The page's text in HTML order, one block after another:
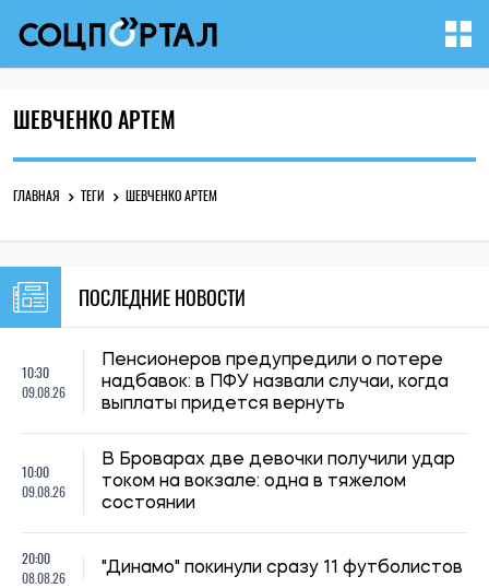
ШЕВЧЕНКО АРТЕМ
ГЛАВНАЯ ТЕГИ ШЕВЧЕНКО АРТЕМ
ПОСЛЕДНИЕ НОВОСТИ
10:30
09.08.26
Пенсионеров предупредили о потере
надбавок: в ПФУ назвали случаи, когда
выплаты придется вернуть
10:00
09.08.26
В Броварах две девочки получили удар
током на вокзале: одна в тяжелом
состоянии
20:00
08.08.26
"Динамо" покинули сразу 11 футболистов